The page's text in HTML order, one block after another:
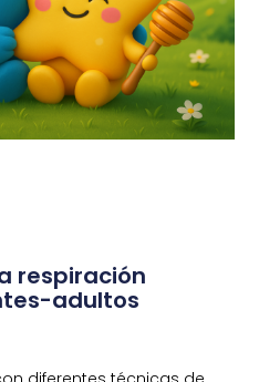
respiración
adultos